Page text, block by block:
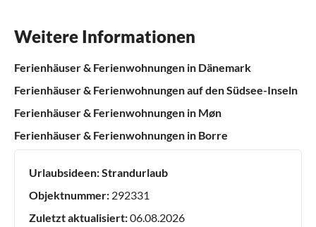
Weitere Informationen
Ferienhäuser & Ferienwohnungen in Dänemark
Ferienhäuser & Ferienwohnungen auf den Südsee-Inseln
Ferienhäuser & Ferienwohnungen in Møn
Ferienhäuser & Ferienwohnungen in Borre
Urlaubsideen:Strandurlaub
Objektnummer: 292331
Zuletzt aktualisiert:06.08.2026